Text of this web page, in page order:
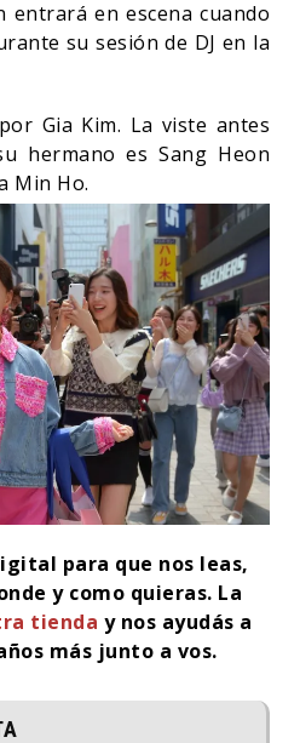
entrará en escena cuando
su sesión de DJ en la
Gia Kim. La viste antes
hermano es Sang Heon
Min Ho.
para que nos leas,
y como quieras. La
tienda y nos ayudás a
más junto a vos.